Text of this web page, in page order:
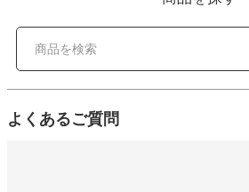
よくあるご質問